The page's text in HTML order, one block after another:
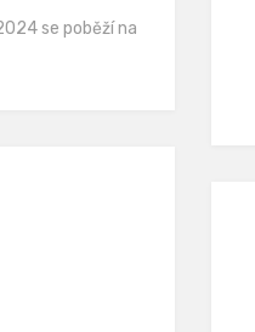
se poběží na